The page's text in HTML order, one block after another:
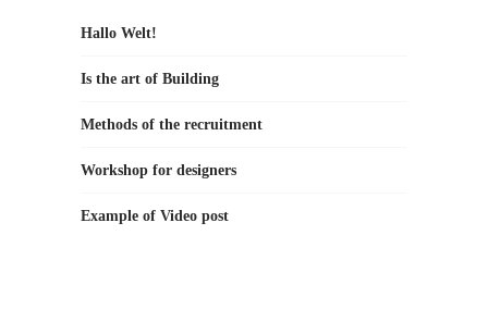
Hallo Welt!
Is the art of Building
Methods of the recruitment
Workshop for designers
Example of Video post